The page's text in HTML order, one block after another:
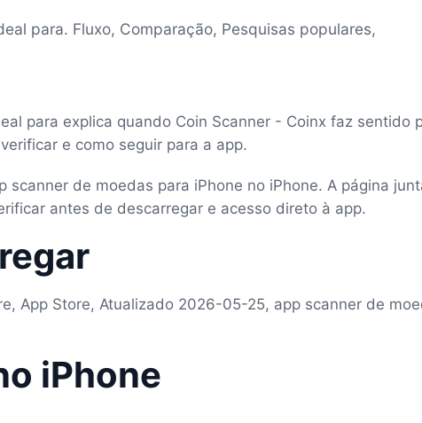
para. Fluxo, Comparação, Pesquisas populares,
para explica quando Coin Scanner - Coinx faz sentido
e como seguir para a app.
scanner de moedas para iPhone no iPhone. A página
antes de descarregar e acesso direto à app.
App Store, Atualizado 2026-05-25, app scanner de
iPhone